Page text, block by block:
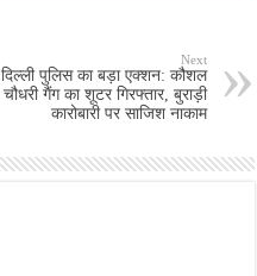
Next
दिल्ली पुलिस का बड़ा एक्शन: कौशल
चौधरी गैंग का शूटर गिरफ्तार, बुराड़ी
कारोबारी पर साजिश नाकाम